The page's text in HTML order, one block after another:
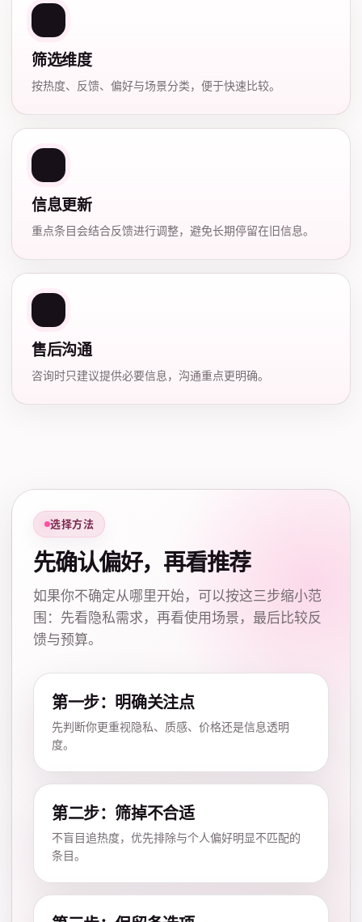
筛选维度
按热度、反馈、偏好与场景分类，便于快速比较。
信息更新
重点条目会结合反馈进行调整，避免长期停留在旧信息。
售后沟通
咨询时只建议提供必要信息，沟通重点更明确。
选择方法
先确认偏好，再看推荐
如果你不确定从哪里开始，可以按这三步缩小范
围：先看隐私需求，再看使用场景，最后比较反
馈与预算。
第一步：明确关注点
先判断你更重视隐私、质感、价格还是信息透明
度。
第二步：筛掉不合适
不盲目追热度，优先排除与个人偏好明显不匹配的
条目。